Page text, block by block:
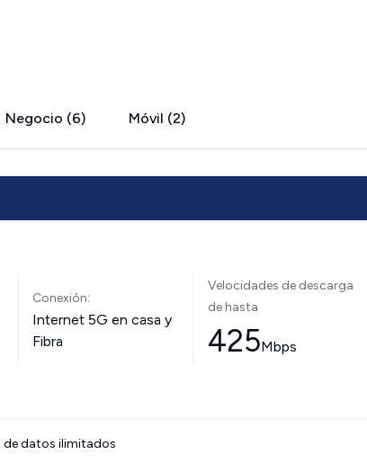
Negocio (6) Móvil (2)
Conexión:
Internet 5G en casa y
Fibra
Velocidades de descarga
de hasta
425Mbps
de datos ilimitados